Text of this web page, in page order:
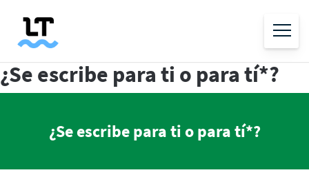
¿Se escribe para ti o para tí*?
¿Se escribe para ti o para tí*?